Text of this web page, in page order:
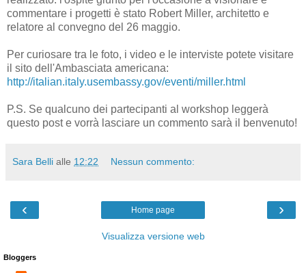
commentare i progetti è stato Robert Miller, architetto e
relatore al convegno del 26 maggio.
Per curiosare tra le foto, i video e le interviste potete visitare
il sito dell'Ambasciata americana:
http://italian.italy.usembassy.gov/eventi/miller.html
P.S. Se qualcuno dei partecipanti al workshop leggerà
questo post e vorrà lasciare un commento sarà il benvenuto!
Sara Belli alle 12:22 Nessun commento:
‹ ›
Home page
Visualizza versione web
Bloggers